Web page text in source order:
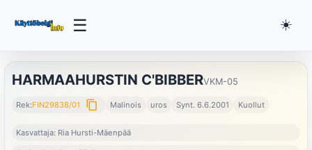
☰ ☀️
HARMAAHURSTIN C'BIBBERVKM-05
Rek:FIN29838/01 content_copy Malinois uros Synt. 6.6.2001 Kuollut
Kasvattaja: Ria Hursti-Mäenpää